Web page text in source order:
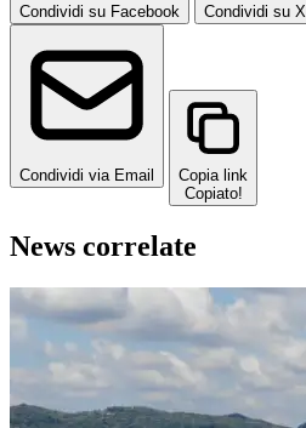
Condividi su Facebook Condividi su X
Condividi via Email
Copia link
Copiato!
News correlate